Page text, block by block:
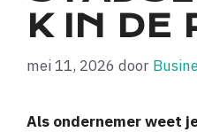
K IN DE
mei 11, 2026 door
Als ondernemer weet